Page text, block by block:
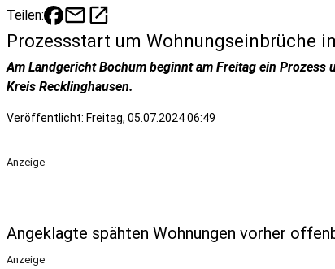
Teilen: mailopen_in_new
Prozessstart um Wohnungseinbrüche
Am Landgericht Bochum beginnt am Freitag ein Prozess
Kreis Recklinghausen.
Veröffentlicht: Freitag, 05.07.2024 06:49
Anzeige
Angeklagte spähten Wohnungen vorher
Anzeige